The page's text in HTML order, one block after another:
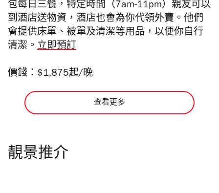
包每日三餐，特定時間（7am-11pm）親友可以
到酒店送物資，酒店也會為你代領外賣。他們
會提供床單、被單及清潔等用品，以便你自行
清潔。 立即預訂
價錢：$1,875起/晚
查看更多
靚景推介